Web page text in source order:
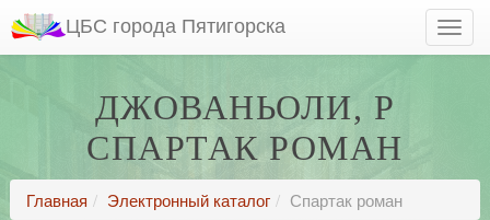
ЦБС города Пятигорска
ДЖОВАНЬОЛИ, Р
СПАРТАК РОМАН
Главная Электронный каталог Спартак роман